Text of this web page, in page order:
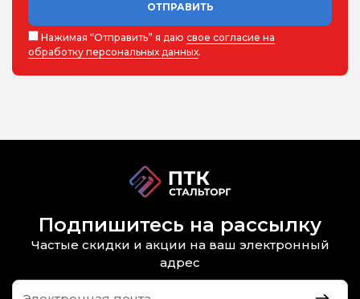
ОТПРАВИТЬ
Нажимая “Отправить” я даю свое согласие на
обработку персональных данных.
Подпишитесь на рассылку
Частые скидки и акции на ваш электронный
адрес